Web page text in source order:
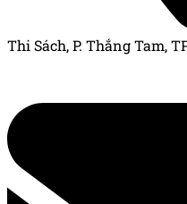
Thi Sách, P. Thắng Tam,